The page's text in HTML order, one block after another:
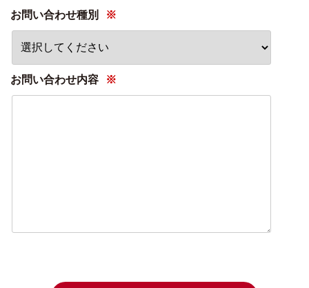
お問い合わせ種別
※
お問い合わせ内容 ※